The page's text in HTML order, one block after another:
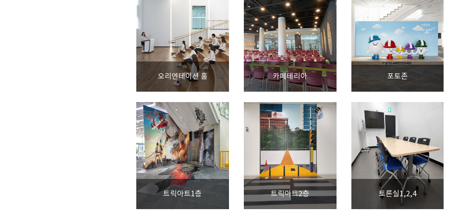
오리엔테이션 홀 카페테리아 포토존
트릭아트1층 트릭아트2층 토론실1,2,4